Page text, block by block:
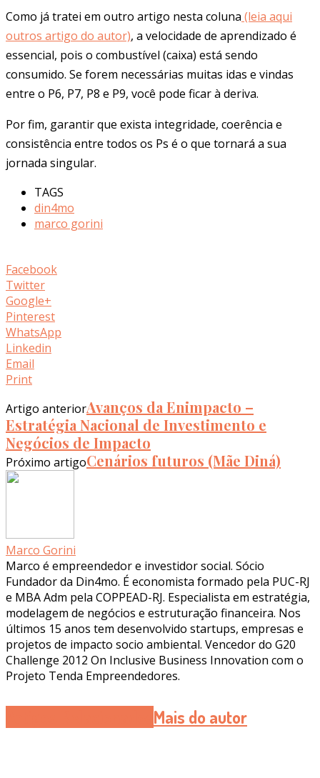
Como já tratei em outro artigo nesta coluna (leia aqui
outros artigo do autor), a velocidade de aprendizado é
essencial, pois o combustível (caixa) está sendo
consumido. Se forem necessárias muitas idas e vindas
entre o P6, P7, P8 e P9, você pode ficar à deriva.
Por fim, garantir que exista integridade, coerência e
consistência entre todos os Ps é o que tornará a sua
jornada singular.
TAGS
din4mo
marco gorini
Facebook
Twitter
Google+
Pinterest
WhatsApp
Linkedin
Email
Print
Artigo anteriorAvanços da Enimpacto –
Estratégia Nacional de Investimento e
Negócios de Impacto
Próximo artigoCenários futuros (Mãe Diná)
Marco Gorini
Marco é empreendedor e investidor social. Sócio
Fundador da Din4mo. É economista formado pela PUC-RJ
e MBA Adm pela COPPEAD-RJ. Especialista em estratégia,
modelagem de negócios e estruturação financeira. Nos
últimos 15 anos tem desenvolvido startups, empresas e
projetos de impacto socio ambiental. Vencedor do G20
Challenge 2012 On Inclusive Business Innovation com o
Projeto Tenda Empreendedores.
Mais do autor